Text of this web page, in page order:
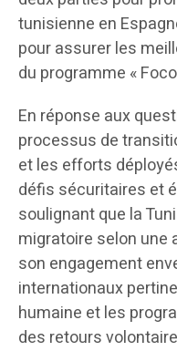
tunisienne en
pour assurer les
du programme «
En réponse aux
processus de
et les efforts
défis sécuritaires et
soulignant que la
migratoire selon une
son engagement
internationaux
humaine et les
des retours